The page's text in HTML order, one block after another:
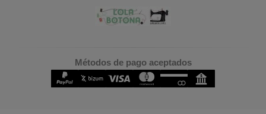
Métodos de pago aceptados